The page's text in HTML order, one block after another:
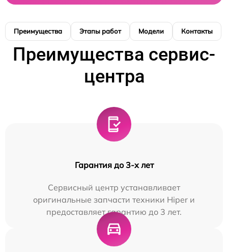
Преимущества Этапы работ Модели Контакты
Преимущества сервис-
центра
Гарантия до 3-х лет
Сервисный центр устанавливает
оригинальные запчасти техники Hiper и
предоставляет гарантию до 3 лет.